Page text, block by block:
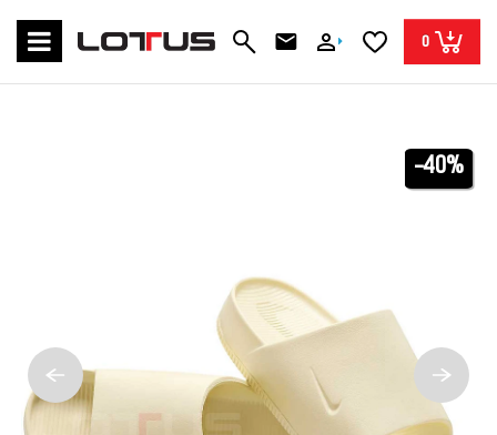
0
-40%